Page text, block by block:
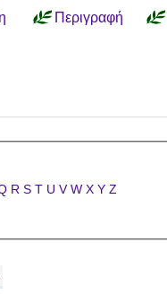
Περιγραφή
R S T U V W X Y Z